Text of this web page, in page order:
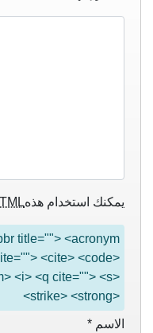
يمكنك استخدام هذه
title=""> <acronym
<cite> <code>
<i> <q cite=""> <s>
<strike> <strong>
الاسم *